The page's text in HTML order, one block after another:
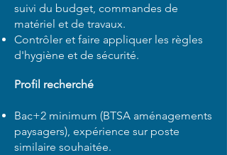
suivi du budget, commandes de
matériel et de travaux.
Contrôler et faire appliquer les règles
d'hygiène et de sécurité.
Profil recherché
Bac+2 minimum (BTSA aménagements
paysagers), expérience sur poste
similaire souhaitée.